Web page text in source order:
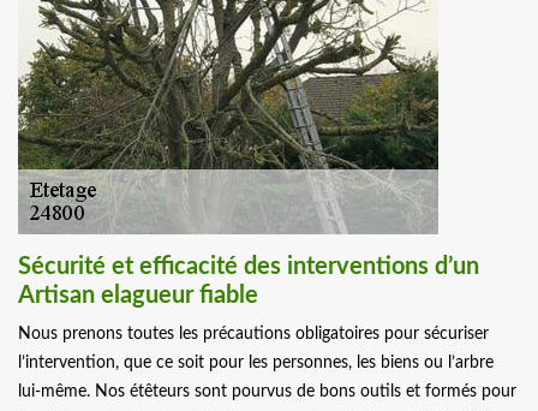
Sécurité et efficacité des interventions d’un
Artisan elagueur fiable
Nous prenons toutes les précautions obligatoires pour sécuriser
l’intervention, que ce soit pour les personnes, les biens ou l’arbre
lui-même. Nos étêteurs sont pourvus de bons outils et formés pour